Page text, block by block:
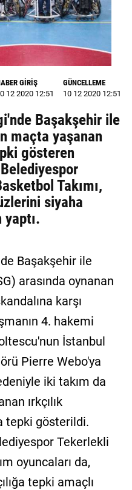
GİRİŞ
12 2020 12:51
GÜNCELLEME
10 12 2020 12:51
Başakşehir ile
maçta yaşanan
gösteren
Takımı,
siyaha
yaptı.
Başakşehir ile
arasında oynanan
karşı
4. hakemi
İstanbul
Pierre Webo'ya
iki takım da
ırkçılık
tepki gösterildi.
Tekerlekli
oyuncaları da,
tepki amaçlı